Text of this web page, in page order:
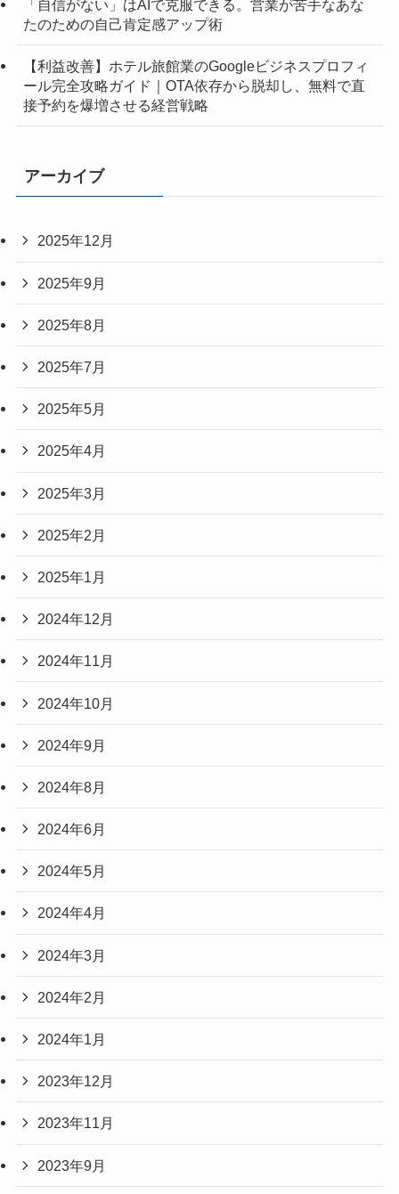
「自信がない」はAIで克服できる。営業が苦手なあな
たのための自己肯定感アップ術
【利益改善】ホテル旅館業のGoogleビジネスプロフィ
ール完全攻略ガイド｜OTA依存から脱却し、無料で直
接予約を爆増させる経営戦略
アーカイブ
2025年12月
2025年9月
2025年8月
2025年7月
2025年5月
2025年4月
2025年3月
2025年2月
2025年1月
2024年12月
2024年11月
2024年10月
2024年9月
2024年8月
2024年6月
2024年5月
2024年4月
2024年3月
2024年2月
2024年1月
2023年12月
2023年11月
2023年9月